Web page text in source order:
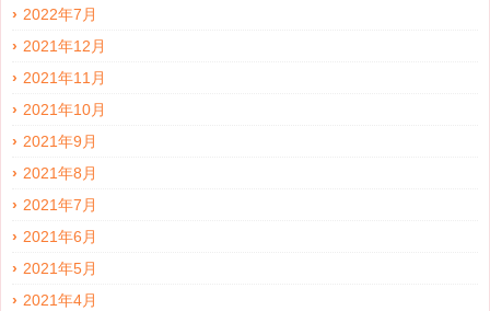
2022年7月
2021年12月
2021年11月
2021年10月
2021年9月
2021年8月
2021年7月
2021年6月
2021年5月
2021年4月